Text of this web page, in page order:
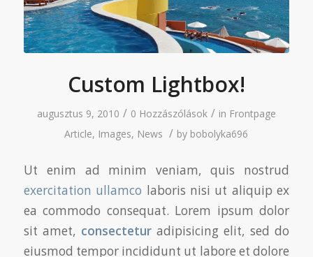
Custom Lightbox!
augusztus 9, 2010 / 0 Hozzászólások / in Frontpage
Article, Images, News / by bobolyka696
Ut enim ad minim veniam, quis nostrud
exercitation ullamco laboris nisi ut aliquip ex
ea commodo consequat. Lorem ipsum dolor
sit amet, consecteturadipisicing elit, sed do
eiusmod tempor incididunt ut labore et dolore